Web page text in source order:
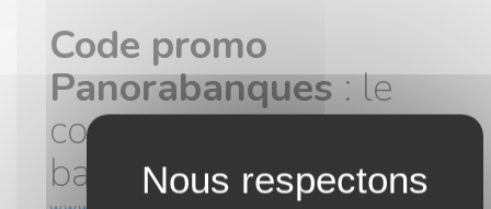
Code promo
Panorabanques: le
comparateur de services
bancaires qu’il vous faut